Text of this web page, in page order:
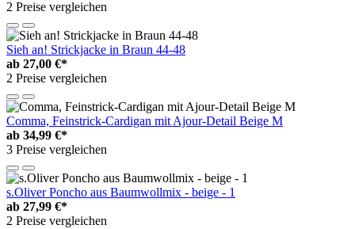
2 Preise vergleichen
Sieh an! Strickjacke in Braun 44-48
ab 27,00 €*
2 Preise vergleichen
Comma, Feinstrick-Cardigan mit Ajour-Detail Beige M
ab 34,99 €*
3 Preise vergleichen
s.Oliver Poncho aus Baumwollmix - beige - 1
ab 27,99 €*
2 Preise vergleichen